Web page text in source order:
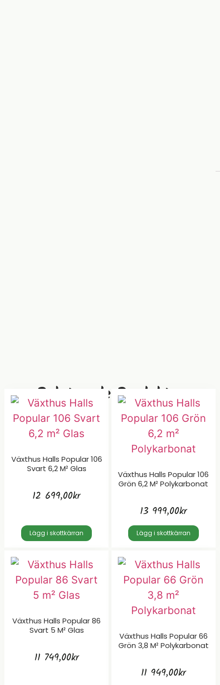
Relaterade Produkter
Växthus Halls Popular 106
Svart 6,2 M² Glas
12 699,00kr
Lägg i skottkärran
Växthus Halls Popular 106
Grön 6,2 M² Polykarbonat
13 999,00kr
Lägg i skottkärran
Växthus Halls Popular 86
Svart 5 M² Glas
11 749,00kr
Växthus Halls Popular 66
Grön 3,8 M² Polykarbonat
11 949,00kr